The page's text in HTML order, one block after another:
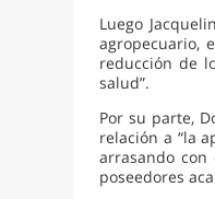
Luego
agropecuario,
reducción de
salud”.
Por su parte,
relación a “la
arrasando con
poseedores